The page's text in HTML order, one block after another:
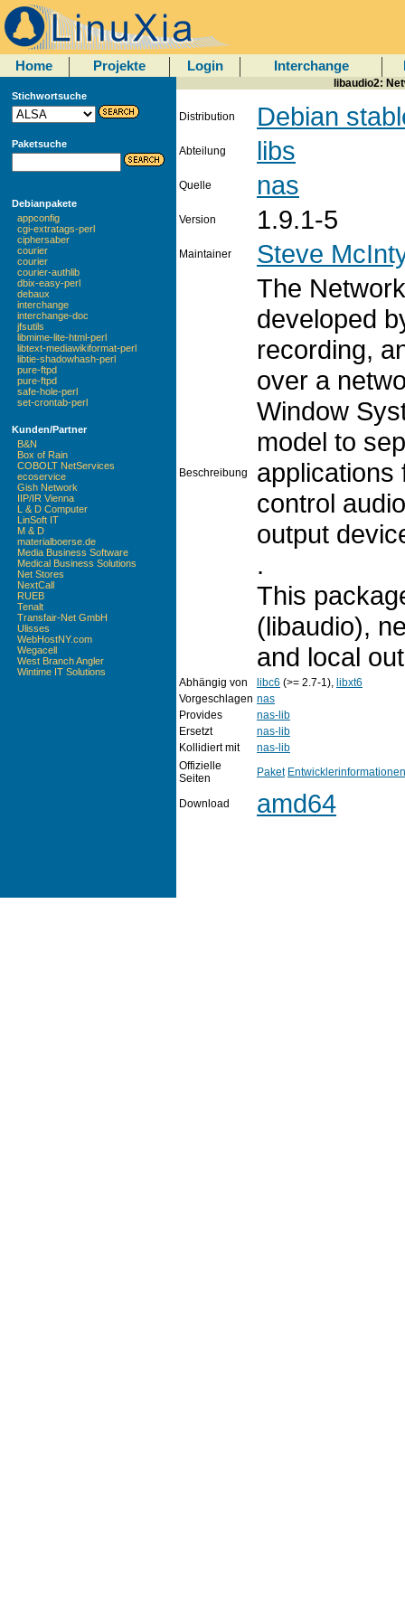
Home Projekte Login Interchange
Stichwortsuche
Paketsuche
Debianpakete
appconfig
cgi-extratags-perl
ciphersaber
courier
courier
courier-authlib
dbix-easy-perl
debaux
interchange
interchange-doc
jfsutils
libmime-lite-html-perl
libtext-mediawikiformat-perl
libtie-shadowhash-perl
pure-ftpd
pure-ftpd
safe-hole-perl
set-crontab-perl
Kunden/Partner
B&N
Box of Rain
COBOLT NetServices
ecoservice
Gish Network
IIP/IR Vienna
L & D Computer
LinSoft IT
M & D
materialboerse.de
Media Business Software
Medical Business Solutions
Net Stores
NextCall
RUEB
Tenalt
Transfair-Net GmbH
Ulisses
WebHostNY.com
Wegacell
West Branch Angler
Wintime IT Solutions
libaudio2:
Distribution Debian
Abteilung libs
Quelle nas
Version 1.9.1-5
Maintainer Steve
Beschreibung
The
developed
recording,
over a
Window
model to
applications
control
output
.
This
(libaudio),
and local
Abhängig von libc6 (>= 2.7-1), libxt6
Vorgeschlagen nas
Provides
nas-lib
Ersetzt
nas-lib
Kollidiert mit
nas-lib
Offizielle
Seiten
Paket Entwicklerinformationen
Download amd64